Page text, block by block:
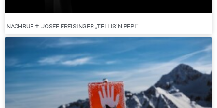
NACHRUF ✝︎ JOSEF FREISINGER „TELLIS’N PEPI“